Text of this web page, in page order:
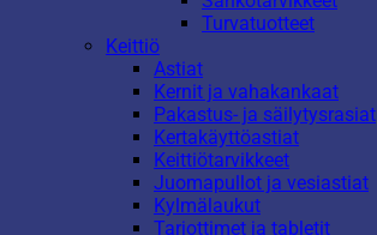
Turvatuotteet
Keittiö
Astiat
Kernit ja vahakankaat
Pakastus- ja säilytysrasiat
Kertakäyttöastiat
Keittiötarvikkeet
Juomapullot ja vesiastiat
Kylmälaukut
Tarjottimet ja tabletit